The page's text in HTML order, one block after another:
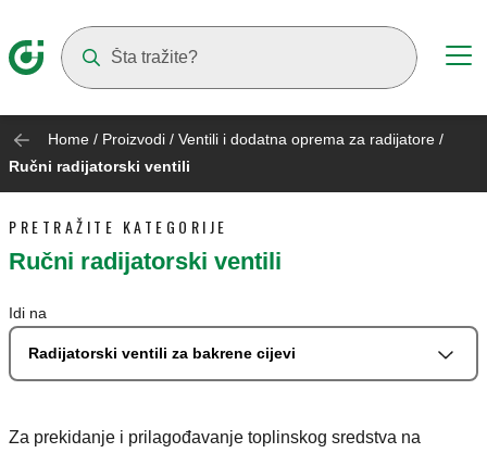
Home / Proizvodi / Ventili i dodatna oprema za radijatore /
Ručni radijatorski ventili
PRETRAŽITE KATEGORIJE
Ručni radijatorski ventili
Idi na
Radijatorski ventili za bakrene cijevi
Za prekidanje i prilagođavanje toplinskog sredstva na